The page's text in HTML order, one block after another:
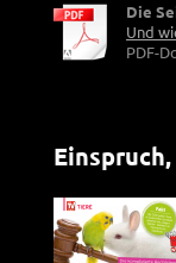
Die
Und
PDF-